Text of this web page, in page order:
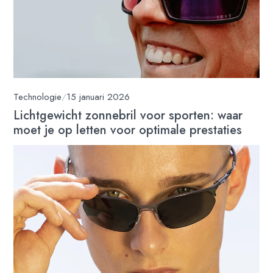
Technologie/15 januari 2026
Lichtgewicht zonnebril voor sporten: waar
moet je op letten voor optimale prestaties